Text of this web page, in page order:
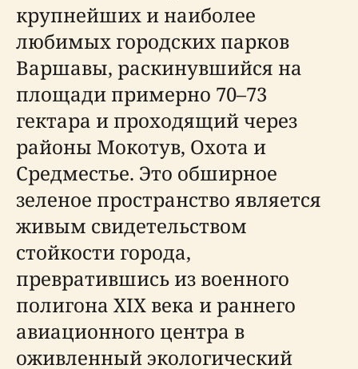
крупнейших и наиболее
любимых городских парков
Варшавы, раскинувшийся на
площади примерно 70–73
гектара и проходящий через
районы Мокотув, Охота и
Средместье. Это обширное
зеленое пространство является
живым свидетельством
стойкости города,
превратившись из военного
полигона XIX века и раннего
авиационного центра в
оживленный экологический